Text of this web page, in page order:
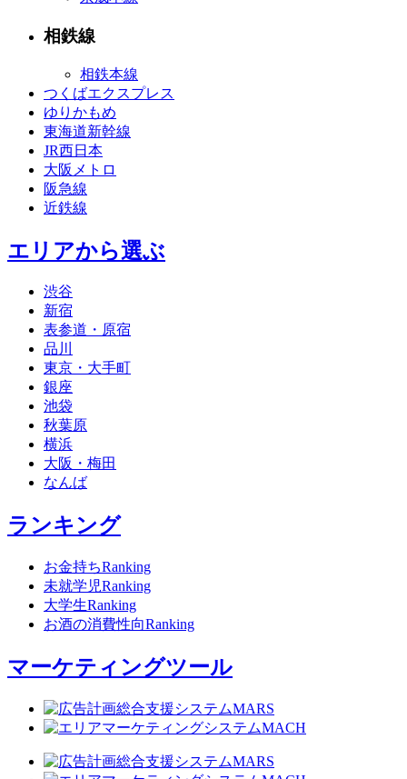
相鉄線
相鉄本線
つくばエクスプレス
ゆりかもめ
東海道新幹線
JR西日本
大阪メトロ
阪急線
近鉄線
エリアから選ぶ
渋谷
新宿
表参道・原宿
品川
東京・大手町
銀座
池袋
秋葉原
横浜
大阪・梅田
なんば
ランキング
お金持ちRanking
未就学児Ranking
大学生Ranking
お酒の消費性向Ranking
マーケティングツール